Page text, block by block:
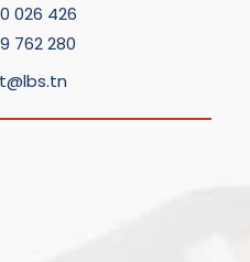
026 426
762 280